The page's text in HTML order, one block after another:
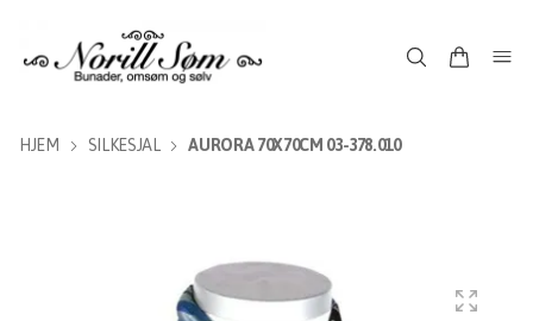
HJEM SILKESJAL AURORA 70X70CM 03-378.010